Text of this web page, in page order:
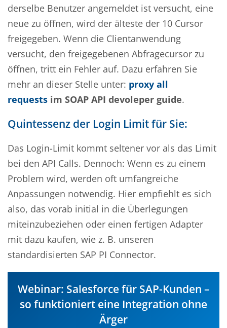
derselbe Benutzer angemeldet ist versucht, eine
neue zu öffnen, wird der älteste der 10 Cursor
freigegeben. Wenn die Clientanwendung
versucht, den freigegebenen Abfragecursor zu
öffnen, tritt ein Fehler auf. Dazu erfahren Sie
mehr an dieser Stelle unter: proxy all
requests im SOAP API devoleper guide.
Quintessenz der Login Limit für Sie:
Das Login-Limit kommt seltener vor als das Limit
bei den API Calls. Dennoch: Wenn es zu einem
Problem wird, werden oft umfangreiche
Anpassungen notwendig. Hier empfiehlt es sich
also, das vorab initial in die Überlegungen
miteinzubeziehen oder einen fertigen Adapter
mit dazu kaufen, wie z. B. unseren
standardisierten SAP PI Connector.
Webinar: Salesforce für SAP-Kunden –
so funktioniert eine Integration ohne
Ärger